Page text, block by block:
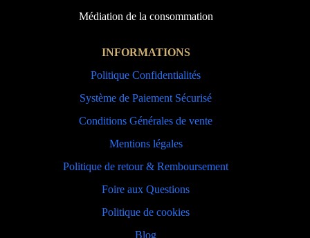
Médiation de la consommation
INFORMATIONS
Politique Confidentialités
Système de Paiement Sécurisé
Conditions Générales de vente
Mentions légales
Politique de retour & Remboursement
Foire aux Questions
Politique de cookies
Blog